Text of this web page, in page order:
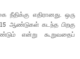
நீதிக்கு எதிரானது. ஒரு
15 ஆண்டுகள் கடந்த பிறகு
என்று கூறுவதைப்